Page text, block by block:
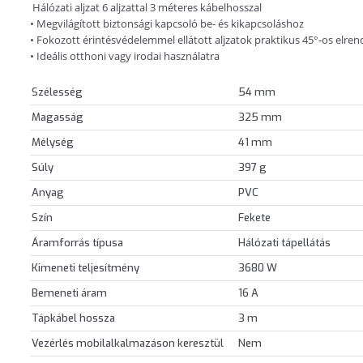
Hálózati aljzat 6 aljzattal 3 méteres kábelhosszal
• Megvilágított biztonsági kapcsoló be- és kikapcsoláshoz
• Fokozott érintésvédelemmel ellátott aljzatok praktikus 45°-os
• Ideális otthoni vagy irodai használatra
Szélesség
54 mm
Magasság
325 mm
Mélység
41 mm
Súly
397 g
Anyag
PVC
Szín
Fekete
Áramforrás típusa
Hálózati tápellátás
Kimeneti teljesítmény
3680 W
Bemeneti áram
16 A
Tápkábel hossza
3 m
Vezérlés mobilalkalmazáson keresztül
Nem